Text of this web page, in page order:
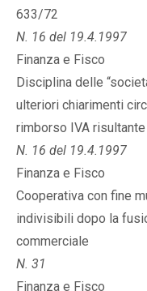
633/72
N. 16 del 19.4.1997
Finanza e Fisco
Disciplina delle
ulteriori chiarimenti
rimborso IVA
N. 16 del 19.4.1997
Finanza e Fisco
Cooperativa con fine
indivisibili dopo la
commerciale
N. 31
Finanza e Fisco